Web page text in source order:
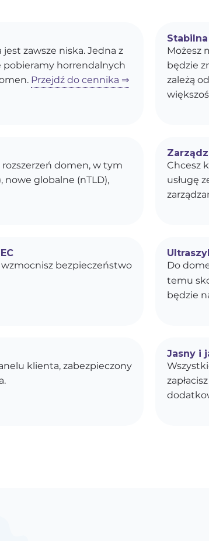
zawsze niska. Jedna z
pobieramy horrendalnych
Przejdź do cennika ⇒
Możesz
będzie
zależą
domen, w tym
nowe globalne (nTLD),
Chcesz
usługę
wzmocnisz bezpieczeństwo
Do
temu
będzie
klienta, zabezpieczony
Jasny i